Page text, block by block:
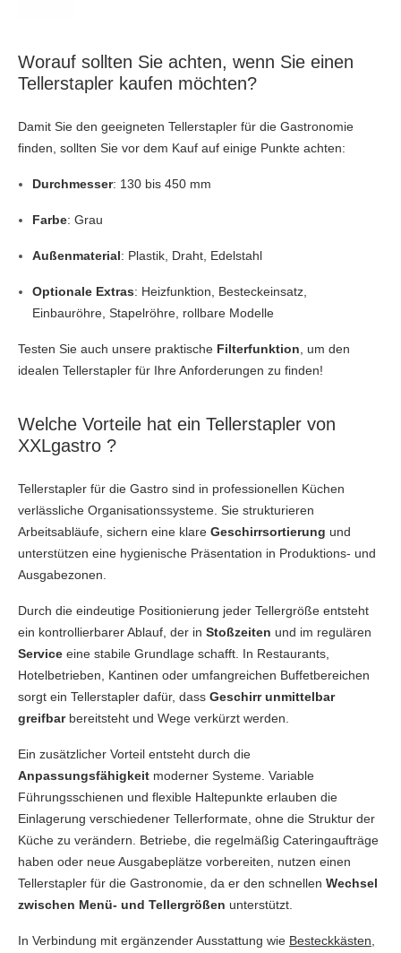
Worauf sollten Sie achten, wenn Sie einen
Tellerstapler kaufen möchten?
Damit Sie den geeigneten Tellerstapler für die Gastronomie
finden, sollten Sie vor dem Kauf auf einige Punkte achten:
Durchmesser: 130 bis 450 mm
Farbe: Grau
Außenmaterial: Plastik, Draht, Edelstahl
Optionale Extras: Heizfunktion, Besteckeinsatz,
Einbauröhre, Stapelröhre, rollbare Modelle
Testen Sie auch unsere praktische Filterfunktion , um den
idealen Tellerstapler für Ihre Anforderungen zu finden!
Welche Vorteile hat ein Tellerstapler von
XXLgastro ?
Tellerstapler für die Gastro sind in professionellen Küchen
verlässliche Organisationssysteme. Sie strukturieren
Arbeitsabläufe, sichern eine klare Geschirrsortierung und
unterstützen eine hygienische Präsentation in Produktions- und
Ausgabezonen.
Durch die eindeutige Positionierung jeder Tellergröße entsteht
ein kontrollierbarer Ablauf, der in Stoßzeiten und im regulären
Service eine stabile Grundlage schafft. In Restaurants,
Hotelbetrieben, Kantinen oder umfangreichen Buffetbereichen
sorgt ein Tellerstapler dafür, dass Geschirr unmittelbar
greifbarbereitsteht und Wege verkürzt werden.
Ein zusätzlicher Vorteil entsteht durch die
Anpassungsfähigkeit moderner Systeme. Variable
Führungsschienen und flexible Haltepunkte erlauben die
Einlagerung verschiedener Tellerformate, ohne die Struktur der
Küche zu verändern. Betriebe, die regelmäßig Cateringaufträge
haben oder neue Ausgabeplätze vorbereiten, nutzen einen
Tellerstapler für die Gastronomie, da er den schnellen Wechsel
zwischen Menü- und Tellergrößen unterstützt.
In Verbindung mit ergänzender Ausstattung wie Besteckkästen